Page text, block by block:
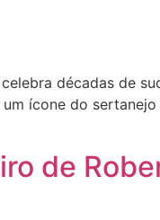
décadas de
ícone do
de